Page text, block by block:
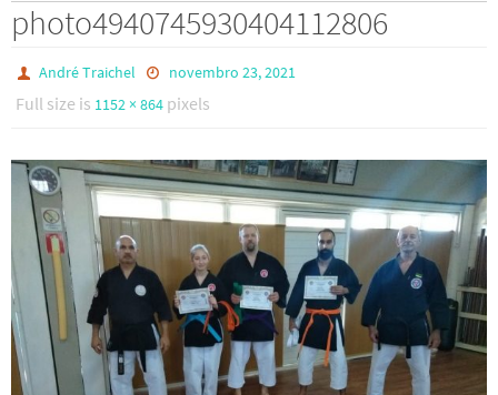
photo4940745930404112806
André Traichel novembro 23, 2021
Full size is 1152 × 864 pixels